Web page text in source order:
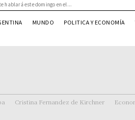
hablará este domingo en el...
MUNDO POLITICA Y ECONOMÍA
Cristina Fernandez de Kirchner